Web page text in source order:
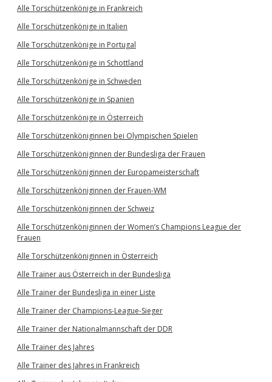
Alle Torschützenkönige in Frankreich
Alle Torschützenkönige in Italien
Alle Torschützenkönige in Portugal
Alle Torschützenkönige in Schottland
Alle Torschützenkönige in Schweden
Alle Torschützenkönige in Spanien
Alle Torschützenkönige in Österreich
Alle Torschützenköniginnen bei Olympischen Spielen
Alle Torschützenköniginnen der Bundesliga der Frauen
Alle Torschützenköniginnen der Europameisterschaft
Alle Torschützenköniginnen der Frauen-WM
Alle Torschützenköniginnen der Schweiz
Alle Torschützenköniginnen der Women’s Champions League der
Frauen
Alle Torschützenköniginnen in Österreich
Alle Trainer aus Österreich in der Bundesliga
Alle Trainer der Bundesliga in einer Liste
Alle Trainer der Champions-League-Sieger
Alle Trainer der Nationalmannschaft der DDR
Alle Trainer des Jahres
Alle Trainer des Jahres in Frankreich